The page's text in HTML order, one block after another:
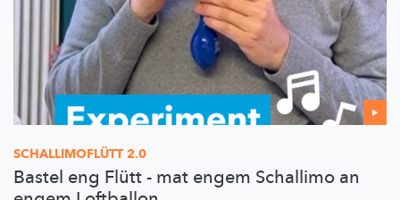
SCHALLIMOFLÜTT 2.0
Bastel eng Flütt - mat engem Schallimo an